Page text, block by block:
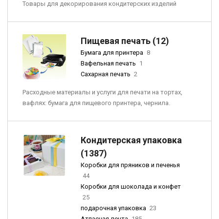
Товары для декорирования кондитерских изделий
Пищевая печать (12)
Бумага для принтера 8
Вафельная печать 1
Сахарная печать 2
Расходные материалы и услуги для печати на тортах,
вафлях: бумага для пищевого принтера, чернила.
Кондитерская упаковка
(1387)
Коробки для пряников и печенья
44
Коробки для шоколада и конфет
25
подарочная упаковка 23